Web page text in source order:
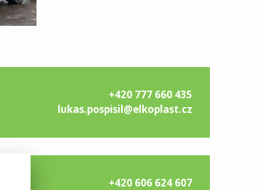
+420 777 660 435
lukas.pospisil@elkoplast.cz
+420 606 624 607